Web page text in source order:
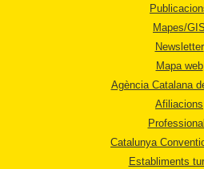
Mapes/GIS
Newsletter
Mapa web
Agència Catalana
Afiliacions
Catalunya
Establiments